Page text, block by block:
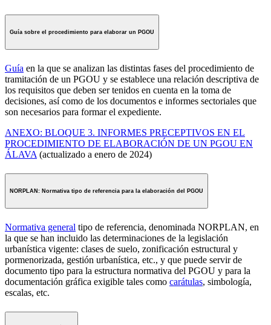
Guía sobre el procedimiento para elaborar un PGOU
Guía en la que se analizan las distintas fases del procedimiento de
tramitación de un PGOU y se establece una relación descriptiva de
los requisitos que deben ser tenidos en cuenta en la toma de
decisiones, así como de los documentos e informes sectoriales que
son necesarios para formar el expediente.
ANEXO: BLOQUE 3. INFORMES PRECEPTIVOS EN EL
PROCEDIMIENTO DE ELABORACIÓN DE UN PGOU EN
ÁLAVA (actualizado a enero de 2024)
NORPLAN: Normativa tipo de referencia para la elaboración del PGOU
Normativa general tipo de referencia, denominada NORPLAN, en
la que se han incluido las determinaciones de la legislación
urbanística vigente: clases de suelo, zonificación estructural y
pormenorizada, gestión urbanística, etc., y que puede servir de
documento tipo para la estructura normativa del PGOU y para la
documentación gráfica exigible tales como carátulas, simbología,
escalas, etc.